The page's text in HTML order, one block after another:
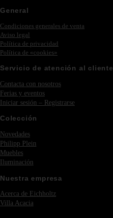
General
Condiciones generales de venta
Aviso legal
Política de privacidad
Política de «cookies»
Servicio de atención al cliente
Contacta con nosotros
Ferias y eventos
Iniciar sesión – Registrarse
Colección
Novedades
Philipp Plein
Muebles
Iluminación
Nuestra empresa
Acerca de Eichholtz
Villa Acacia